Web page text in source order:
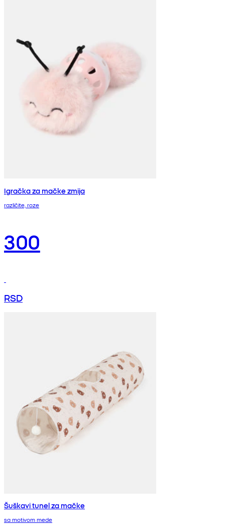
Igračka za mačke zmija
različite, roze
300
RSD
Šuškavi tunel za mačke
sa motivom mede